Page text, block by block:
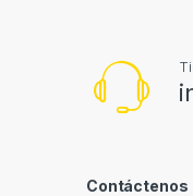
Contáctenos